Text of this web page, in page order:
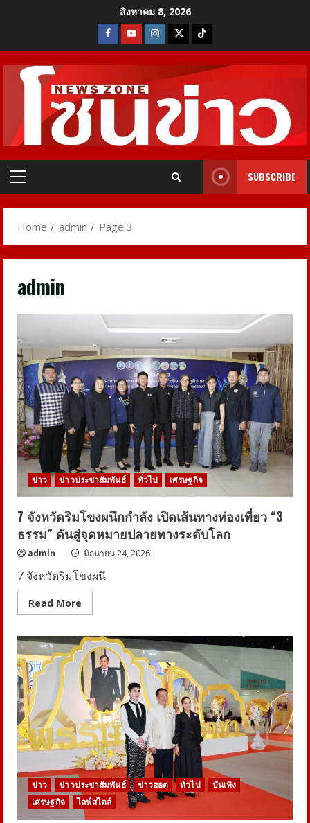
สิงหาคม 8, 2026
Facebook
YoutubeInstagram
X Tiktok
Primary
SUBSCRIBE
Home admin Page 3
admin
ข่าว ข่าวประชาสัมพันธ์ ทั่วไป เศรษฐกิจ
7 จังหวัดริมโขงผนึกกำลัง เปิดเส้นทางท่องเที่ยว “3
ธรรม” ดันสู่จุดหมายปลายทางระดับโลก
admin มิถุนายน 24, 2026
7 จังหวัดริมโขงผนึ
Read More
more
จังหวัด
ริม
โขง
ผนึก
กำลัง
เปิด
เส้น
ทาง
ท่อง
เที่ยว
“3
ธรรม”
ดัน
สู่
จุด
หมาย
ปลาย
ทาง
ระดับ
ข่าว ข่าวประชาสัมพันธ์ ข่าวฮอต ทั่วไป
บันเทิง
เศรษฐกิจ
ไลฟ์สไตล์